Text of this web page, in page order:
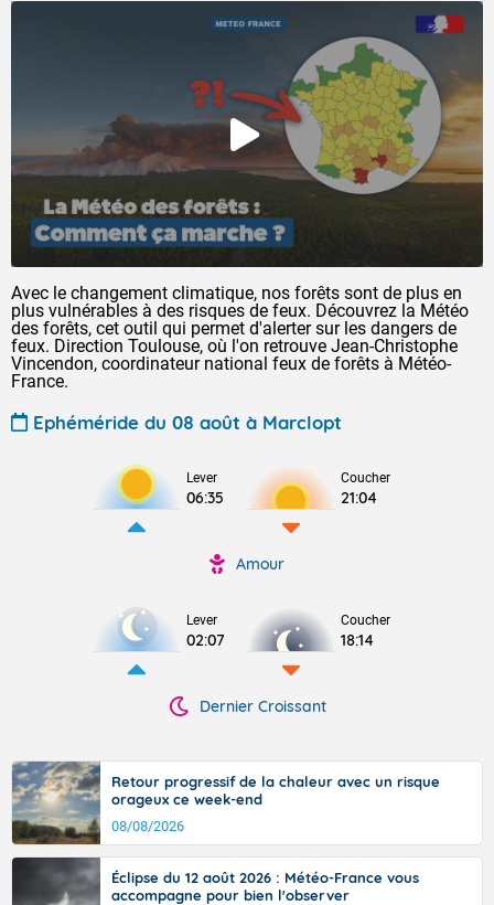
Avec le changement climatique, nos forêts sont de plus en
plus vulnérables à des risques de feux. Découvrez la Météo
des forêts, cet outil qui permet d'alerter sur les dangers de
feux. Direction Toulouse, où l'on retrouve Jean-Christophe
Vincendon, coordinateur national feux de forêts à Météo-
France.
Ephéméride du 08 août à Marclopt
Lever
06:35
Coucher
21:04
Amour
Lever
02:07
Coucher
18:14
Dernier Croissant
Retour progressif de la chaleur avec un risque
orageux ce week-end
08/08/2026
Éclipse du 12 août 2026 : Météo-France vous
accompagne pour bien l'observer